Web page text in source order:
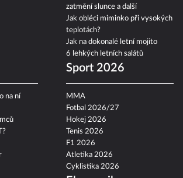
zatmění slunce a další
Jak obléci miminko při vysokých
teplotách?
Jak na dokonalé letní mojito
6 lehkých letních salátů
na ní
Sport 2026
MMA
Fotbal 2026/27
Hokej 2026
Tenis 2026
F1 2026
Atletika 2026
Cyklistika 2026